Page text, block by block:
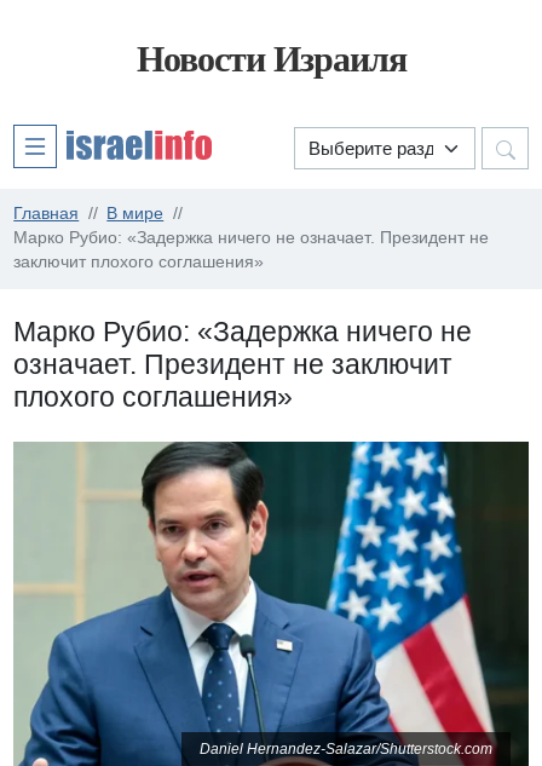
Новости Израиля
Главная
В мире
Марко Рубио: «Задержка ничего не означает. Президент не
заключит плохого соглашения»
Марко Рубио: «Задержка ничего не
означает. Президент не заключит
плохого соглашения»
Daniel Hernandez-Salazar/Shutterstock.com